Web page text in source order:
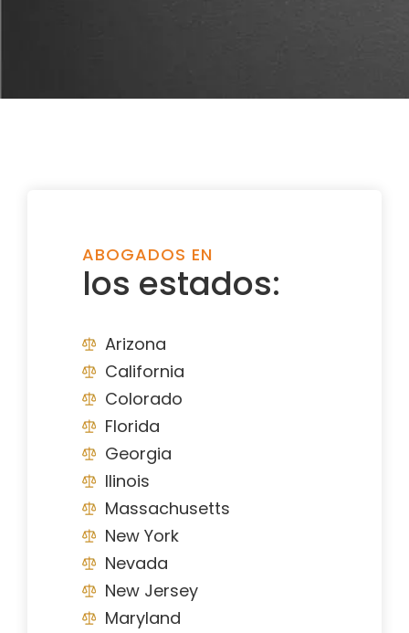
ABOGADOS EN
los estados:
Arizona
California
Colorado
Florida
Georgia
Ilinois
Massachusetts
New York
Nevada
New Jersey
Maryland